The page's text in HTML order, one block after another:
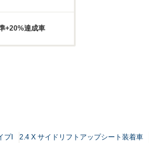
+20%達成車
プI
2.4 X サイドリフトアップシート装着車